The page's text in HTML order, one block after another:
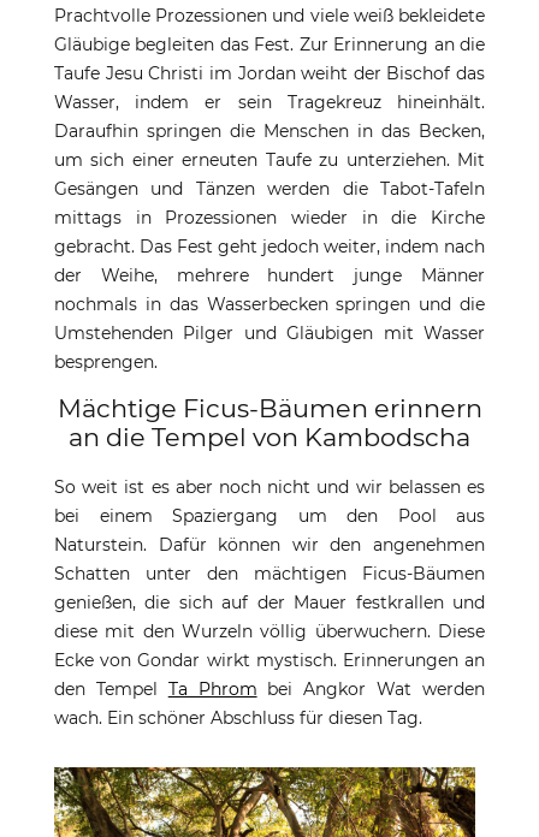
Prachtvolle Prozessionen und viele weiß bekleidete
Gläubige begleiten das Fest. Zur Erinnerung an die
Taufe Jesu Christi im Jordan weiht der Bischof das
Wasser, indem er sein Tragekreuz hineinhält.
Daraufhin springen die Menschen in das Becken,
um sich einer erneuten Taufe zu unterziehen. Mit
Gesängen und Tänzen werden die Tabot-Tafeln
mittags in Prozessionen wieder in die Kirche
gebracht. Das Fest geht jedoch weiter, indem nach
der Weihe, mehrere hundert junge Männer
nochmals in das Wasserbecken springen und die
Umstehenden Pilger und Gläubigen mit Wasser
besprengen.
Mächtige Ficus-Bäumen erinnern
an die Tempel von Kambodscha
So weit ist es aber noch nicht und wir belassen es
bei einem Spaziergang um den Pool aus
Naturstein. Dafür können wir den angenehmen
Schatten unter den mächtigen Ficus-Bäumen
genießen, die sich auf der Mauer festkrallen und
diese mit den Wurzeln völlig überwuchern. Diese
Ecke von Gondar wirkt mystisch. Erinnerungen an
den Tempel Ta Phrom bei Angkor Wat werden
wach. Ein schöner Abschluss für diesen Tag.